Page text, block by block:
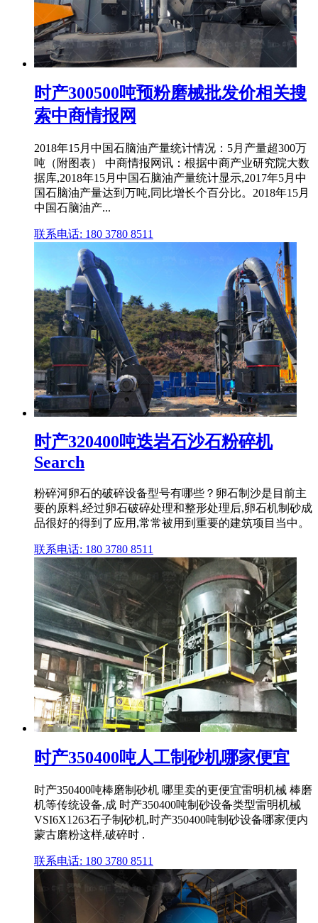
时产300500吨预粉磨械批发价相关搜
索中商情报网
2018年15月中国石脑油产量统计情况：5月产量超300万
吨（附图表） 中商情报网讯：根据中商产业研究院大数
据库,2018年15月中国石脑油产量统计显示,2017年5月中
国石脑油产量达到万吨,同比增长个百分比。2018年15月
中国石脑油产...
联系电话: 180 3780 8511
时产320400吨迭岩石沙石粉碎机
Search
粉碎河卵石的破碎设备型号有哪些？卵石制沙是目前主
要的原料,经过卵石破碎处理和整形处理后,卵石机制砂成
品很好的得到了应用,常常被用到重要的建筑项目当中。
联系电话: 180 3780 8511
时产350400吨人工制砂机哪家便宜
时产350400吨棒磨制砂机 哪里卖的更便宜雷明机械 棒磨
机等传统设备,成 时产350400吨制砂设备类型雷明机械
VSI6X1263石子制砂机,时产350400吨制砂设备哪家便内
蒙古磨粉这样,破碎时 .
联系电话: 180 3780 8511